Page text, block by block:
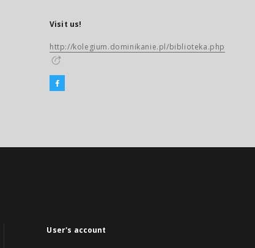
Visit us!
http://kolegium.dominikanie.pl/biblioteka.php
User's account